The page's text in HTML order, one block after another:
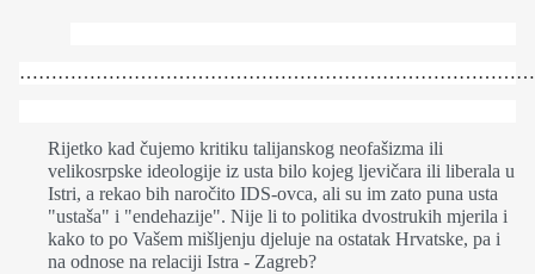
Rijetko kad čujemo kritiku talijanskog neofašizma ili
velikosrpske ideologije iz usta bilo kojeg ljevičara ili liberala u
Istri, a rekao bih naročito IDS-ovca, ali su im zato puna usta
"ustaša" i "endehazije". Nije li to politika dvostrukih mjerila i
kako to po Vašem mišljenju djeluje na ostatak Hrvatske, pa i
na odnose na relaciji Istra - Zagreb?